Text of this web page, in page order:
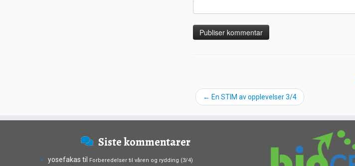
← En STIM av opplevelser 3/4
Siste kommentarer
yosefakas til Forberedelser til våren og rydding (3/4)